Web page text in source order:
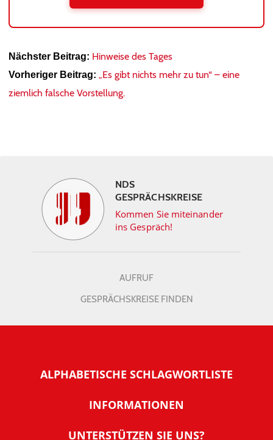
Nächster Beitrag: Hinweise des Tages
Vorheriger Beitrag: „Es gibt nichts mehr zu tun“ – eine
ziemlich falsche Vorstellung.
NDS
GESPRÄCHSKREISE
Kommen Sie miteinander
ins Gespräch!
AUFRUF
GESPRÄCHSKREISE FINDEN
ALPHABETISCHE SCHLAGWORTLISTE
INFORMATIONEN
Warum NachDenkSeiten
UNTERSTÜTZEN SIE UNS?